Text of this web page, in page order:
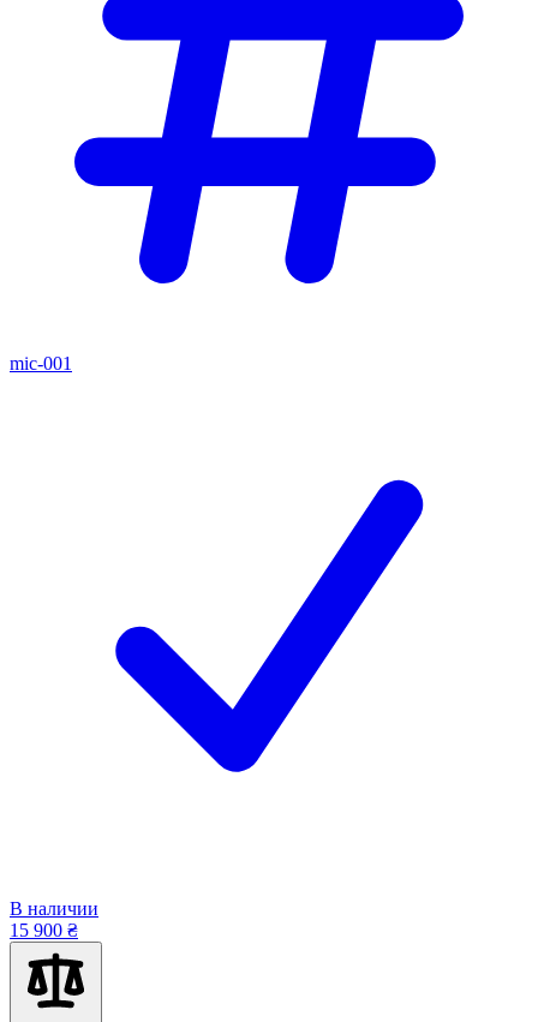
mic-001
В наличии
15 900 ₴